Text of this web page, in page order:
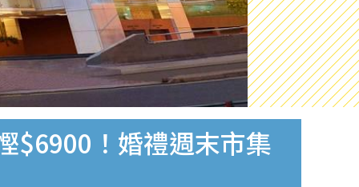
$6900！婚禮週末市集